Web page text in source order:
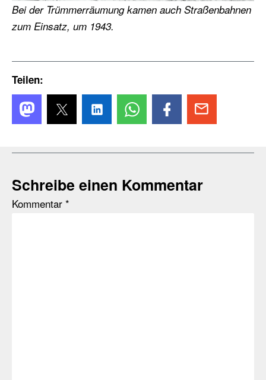
Bei der Trümmerräumung kamen auch Straßenbahnen
zum Einsatz, um 1943.
Teilen:
Schreibe einen Kommentar
Kommentar *